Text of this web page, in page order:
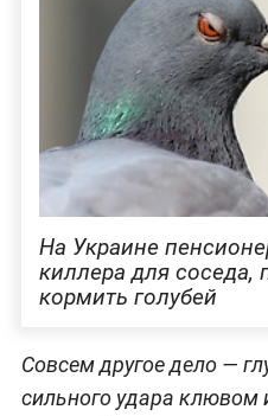
На Украине
киллера для
кормить голубей
Совсем другое дело —
сильного удара клювом